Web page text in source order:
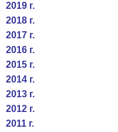
2019 г.
2018 г.
2017 г.
2016 г.
2015 г.
2014 г.
2013 г.
2012 г.
2011 г.